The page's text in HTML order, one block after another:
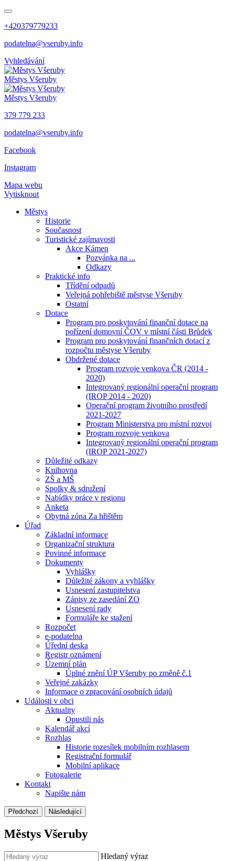
+420379779233
podatelna@vseruby.info
Vyhledávání
Městys Všeruby
Městys Všeruby
379 779 233
podatelna@vseruby.info
Facebook
Instagram
Mapa webu
Vytisknout
Městys
Historie
Současnost
Turistické zajímavosti
Akce Kámen
Pozvánka na ...
Odkazy
Praktické info
Třídění odpadů
Veřejná pohřebiště městyse Všeruby
Ostatní
Dotace
Program pro poskytování finanční dotace na
pořízení domovní ČOV v místní části Brůdek
Program pro poskytování finančních dotací z
rozpočtu městyse Všeruby
Obdržené dotace
Program rozvoje venkova ČR (2014 -
2020)
Integrovaný regionální operační program
(IROP 2014 - 2020)
Operační program životního prostředí
2021-2027
Program Ministerstva pro místní rozvoj
Program rozvoje venkova
Integrovaný regionální operační program
(IROP 2021-2027)
Důležité odkazy
Knihovna
ZŠ a MŠ
Spolky & sdružení
Nabídky práce v regionu
Anketa
Obytná zóna Za hřištěm
Úřad
Základní informace
Organizační struktura
Povinné informace
Dokumenty
Vyhlášky
Důležité zákony a vyhlášky
Usnesení zastupitelstva
Zápisy ze zasedání ZO
Usnesení rady
Formuláře ke stažení
Rozpočet
e-podatelna
Úřední deska
Registr oznámení
Územní plán
Úplné znění ÚP Všeruby po změně č.1
Veřejné zakázky
Informace o zpracování osobních údajů
Události v obci
Aktuality
Opustili nás
Kalendář akcí
Rozhlas
Historie rozesílek mobilním rozhlasem
Registrační formulář
Mobilní aplikace
Fotogalerie
Kontakt
Napište nám
Předchozí Následující
Městys Všeruby
Hledaný výraz